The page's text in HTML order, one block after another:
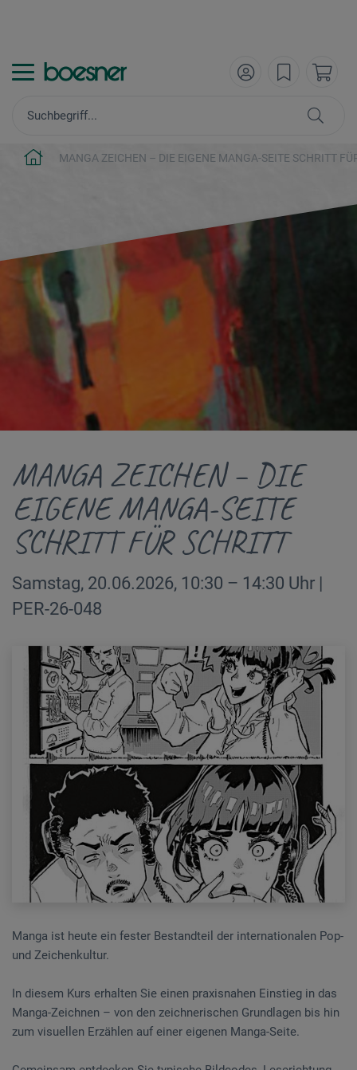
MANGA ZEICHEN – DIE EIGENE MANGA-SEITE SCHRITT
MANGA ZEICHEN – DIE
EIGENE MANGA-SEITE
SCHRITT FÜR SCHRITT
Samstag, 20.06.2026, 10:30 – 14:30 Uhr |
PER-26-048
Manga ist heute ein fester Bestandteil der internationalen Pop-
und Zeichenkultur.
In diesem Kurs erhalten Sie einen praxisnahen Einstieg in das
Manga-Zeichnen – von den zeichnerischen Grundlagen bis hin
zum visuellen Erzählen auf einer eigenen Manga-Seite.